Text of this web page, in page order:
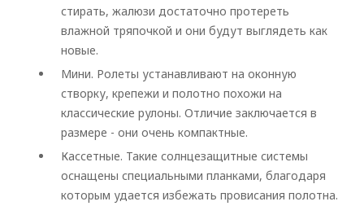
стирать, жалюзи достаточно протереть
влажной тряпочкой и они будут выглядеть как
новые.
Мини. Ролеты устанавливают на оконную
створку, крепежи и полотно похожи на
классические рулоны. Отличие заключается в
размере - они очень компактные.
Кассетные. Такие солнцезащитные системы
оснащены специальными планками, благодаря
которым удается избежать провисания полотна.